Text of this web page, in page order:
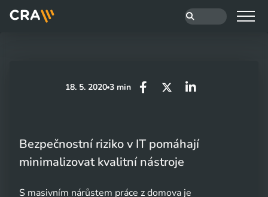
18. 5. 2020 3 min
Bezpečnostní riziko v IT pomáhají
minimalizovat kvalitní nástroje
S masivním nárůstem práce z domova je